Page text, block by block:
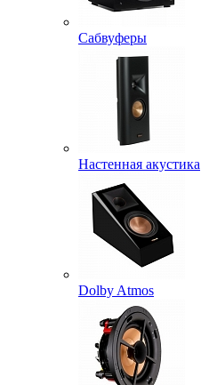
Сабвуферы
Настенная акустика
Dolby Atmos